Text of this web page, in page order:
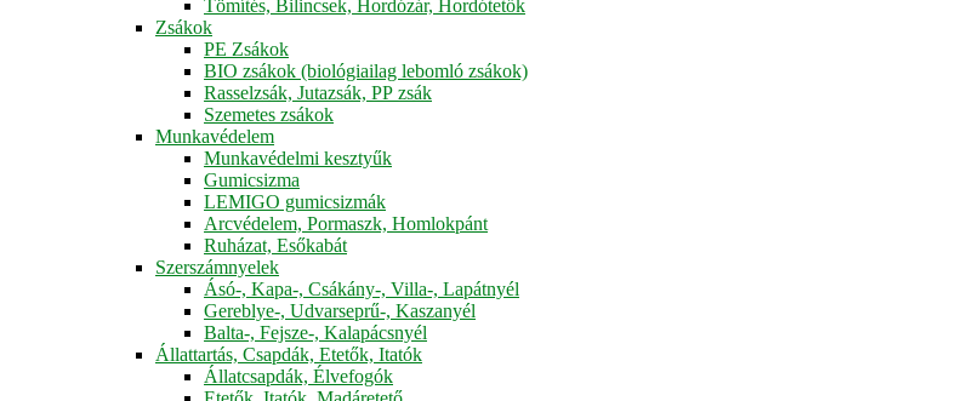
Tömítés, Bilincsek, Hordózár, Hordótetők
Zsákok
PE Zsákok
BIO zsákok (biológiailag lebomló zsákok)
Rasselzsák, Jutazsák, PP zsák
Szemetes zsákok
Munkavédelem
Munkavédelmi kesztyűk
Gumicsizma
LEMIGO gumicsizmák
Arcvédelem, Pormaszk, Homlokpánt
Ruházat, Esőkabát
Szerszámnyelek
Ásó-, Kapa-, Csákány-, Villa-, Lapátnyél
Gereblye-, Udvarseprű-, Kaszanyél
Balta-, Fejsze-, Kalapácsnyél
Állattartás, Csapdák, Etetők, Itatók
Állatcsapdák, Élvefogók